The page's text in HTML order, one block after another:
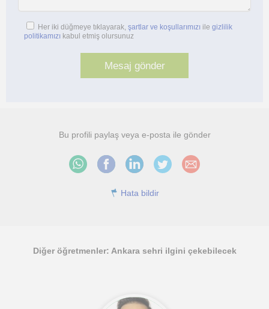
Her iki düğmeye tıklayarak, şartlar ve koşullarımızı ile gizlilik
politikamızı kabul etmiş olursunuz
Bu profili paylaş veya e-posta ile gönder
Hata bildir
Diğer öğretmenler: Ankara sehri ilgini çekebilecek